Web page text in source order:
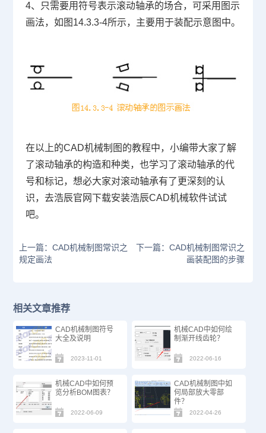
4、只需要用符号表示滚动轴承的场合，可采用图示
画法，如图14.3.3-4所示，主要用于装配示意图中。
在以上的CAD机械制图的教程中，小编带大家了解
了滚动轴承的构造和种类，也学习了滚动轴承的代
号和标记，想必大家对滚动轴承有了更深刻的认
识，去浩辰官网下载安装浩辰CAD机械软件试试
吧。
上一篇：CAD机械制图常识之
规定画法
下一篇：CAD机械制图常识之
画装配图的步骤
相关文章推荐
CAD机械制图符号
大全及说明
2023-11-01
机械CAD中如何绘
制渐开线齿轮？
2022-06-16
机械CAD中如何预
览分析BOM图表？
2022-06-09
CAD机械制图中如
何局部放大零部
件？
2022-04-26